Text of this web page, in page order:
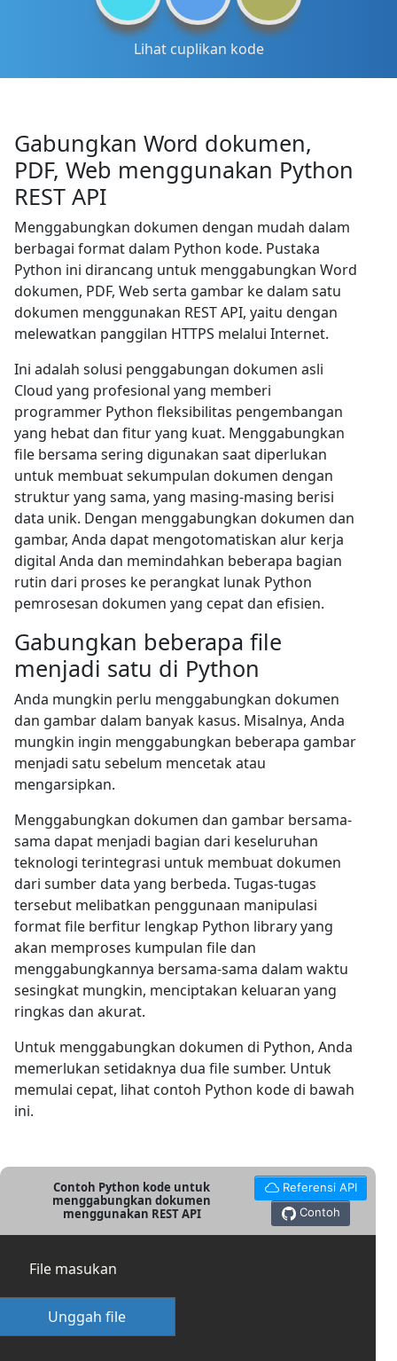
Lihat cuplikan kode
Gabungkan Word dokumen,
PDF, Web menggunakan Python
REST API
Menggabungkan dokumen dengan mudah dalam
berbagai format dalam Python kode. Pustaka
Python ini dirancang untuk menggabungkan Word
dokumen, PDF, Web serta gambar ke dalam satu
dokumen menggunakan REST API, yaitu dengan
melewatkan panggilan HTTPS melalui Internet.
Ini adalah solusi penggabungan dokumen asli
Cloud yang profesional yang memberi
programmer Python fleksibilitas pengembangan
yang hebat dan fitur yang kuat. Menggabungkan
file bersama sering digunakan saat diperlukan
untuk membuat sekumpulan dokumen dengan
struktur yang sama, yang masing-masing berisi
data unik. Dengan menggabungkan dokumen dan
gambar, Anda dapat mengotomatiskan alur kerja
digital Anda dan memindahkan beberapa bagian
rutin dari proses ke perangkat lunak Python
pemrosesan dokumen yang cepat dan efisien.
Gabungkan beberapa file
menjadi satu di Python
Anda mungkin perlu menggabungkan dokumen
dan gambar dalam banyak kasus. Misalnya, Anda
mungkin ingin menggabungkan beberapa gambar
menjadi satu sebelum mencetak atau
mengarsipkan.
Menggabungkan dokumen dan gambar bersama-
sama dapat menjadi bagian dari keseluruhan
teknologi terintegrasi untuk membuat dokumen
dari sumber data yang berbeda. Tugas-tugas
tersebut melibatkan penggunaan manipulasi
format file berfitur lengkap Python library yang
akan memproses kumpulan file dan
menggabungkannya bersama-sama dalam waktu
sesingkat mungkin, menciptakan keluaran yang
ringkas dan akurat.
Untuk menggabungkan dokumen di Python, Anda
memerlukan setidaknya dua file sumber. Untuk
memulai cepat, lihat contoh Python kode di bawah
ini.
Contoh Python kode untuk
menggabungkan dokumen
menggunakan REST API
Referensi API
Contoh
File masukan
Unggah file